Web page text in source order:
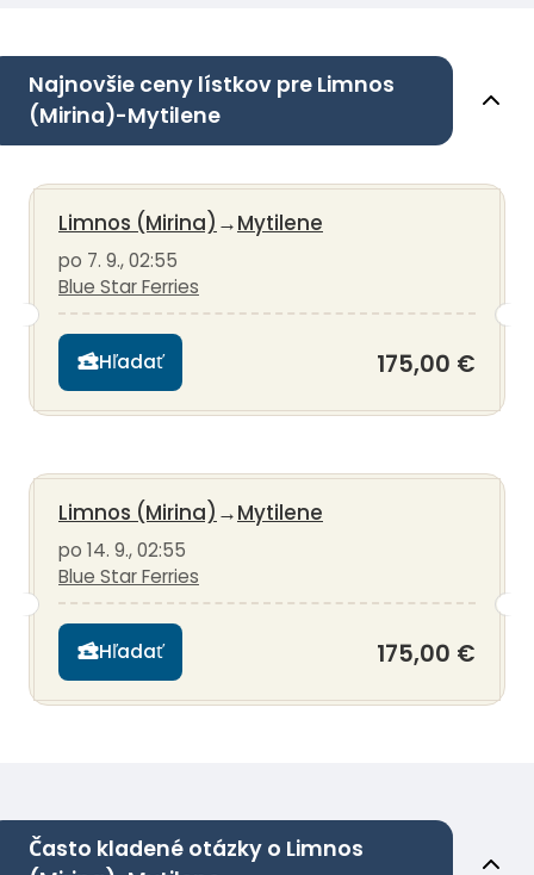
Najnovšie ceny lístkov pre Limnos
(Mirina)-Mytilene
Limnos (Mirina) →Mytilene
po 7. 9., 02:55
Blue Star Ferries
Hľadať 175,00 €
Limnos (Mirina) →Mytilene
po 14. 9., 02:55
Blue Star Ferries
Hľadať 175,00 €
Často kladené otázky o Limnos